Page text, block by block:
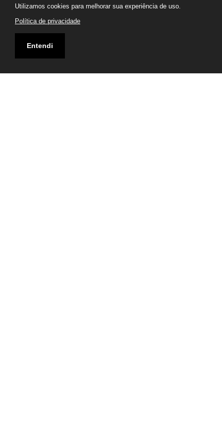
Utilizamos cookies para melhorar sua experiência de uso.
Política de privacidade
Entendi